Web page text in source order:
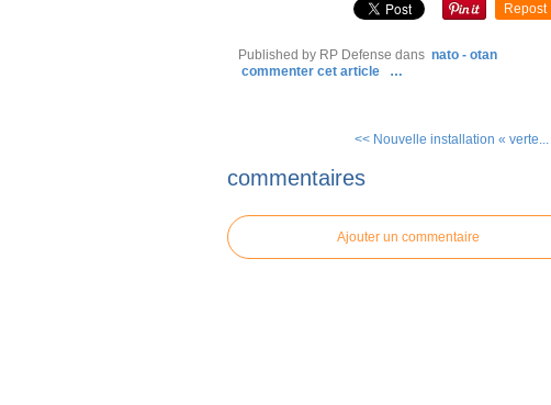
Repost
Published by RP Defense dans nato - otan
commenter cet article
…
<< Nouvelle installation « verte...
commentaires
Ajouter un commentaire